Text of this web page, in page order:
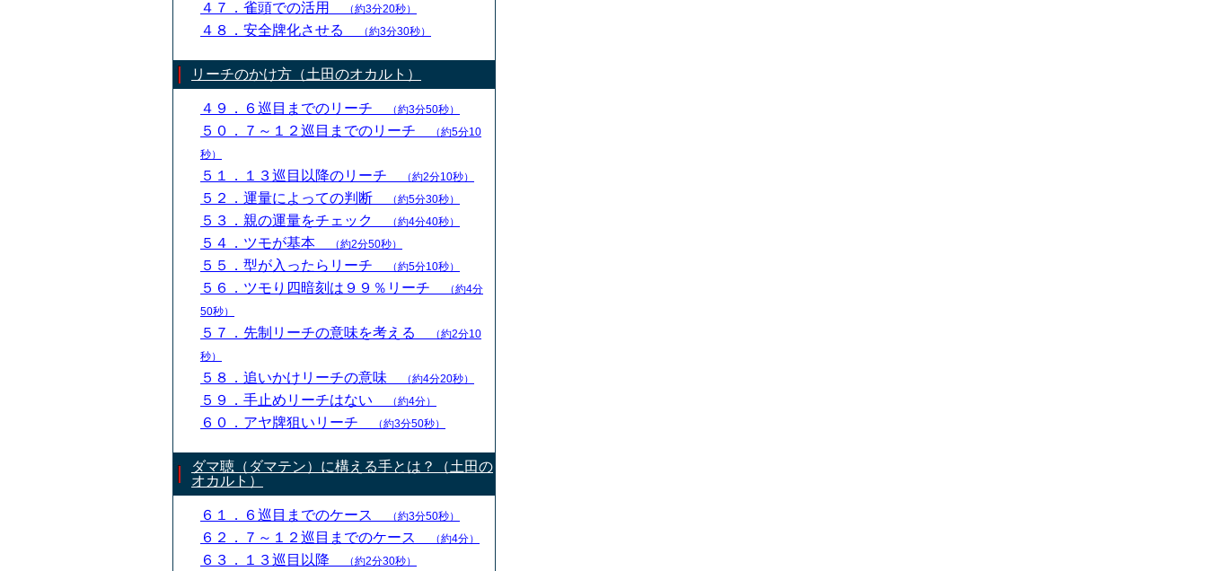
４７．雀頭での活用 （約3分20秒）
４８．安全牌化させる （約3分30秒）
リーチのかけ方（土田のオカルト）
４９．６巡目までのリーチ （約3分50秒）
５０．７～１２巡目までのリーチ
（約5分10
秒）
５１．１３巡目以降のリーチ （約2分10秒）
５２．運量によっての判断 （約5分30秒）
５３．親の運量をチェック （約4分40秒）
５４．ツモが基本 （約2分50秒）
５５．型が入ったらリーチ （約5分10秒）
５６．ツモり四暗刻は９９％リーチ
（約4分
50秒）
５７．先制リーチの意味を考える
（約2分10
秒）
５８．追いかけリーチの意味 （約4分20秒）
５９．手止めリーチはない （約4分）
６０．アヤ牌狙いリーチ （約3分50秒）
ダマ聴（ダマテン）に構える手とは？（土田の
オカルト）
６１．６巡目までのケース （約3分50秒）
６２．７～１２巡目までのケース （約4分）
６３．１３巡目以降 （約2分30秒）